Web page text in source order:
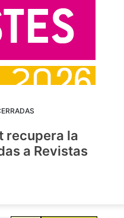
recupera la
a Revistas